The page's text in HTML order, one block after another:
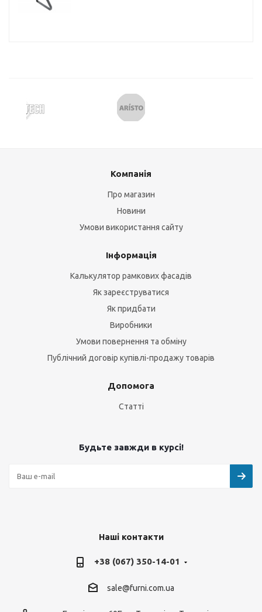
Компанія
Про магазин
Новини
Умови використання сайту
Інформація
Калькулятор рамкових фасадів
Як зареєструватися
Як придбати
Виробники
Умови повернення та обміну
Публічний договір купівлі-продажу товарів
Допомога
Статті
Будьте завжди в курсі!
Наші контакти
+38 (067) 350-14-01
sale@furni.com.ua